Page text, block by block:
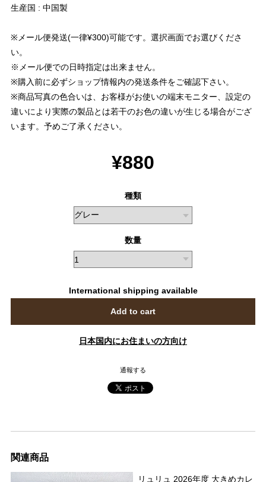
生産国 : 中国製
※メール便発送(一律¥300)可能です。選択画面でお選びくださ
い。
※メール便での日時指定は出来ません。
※購入前に必ずショップ情報内の発送条件をご確認下さい。
※商品写真の色合いは、お客様がお使いの端末モニター、設定の
違いにより実際の製品とは若干のお色の違いが生じる場合がござ
います。予めご了承ください。
¥880
種類
数量
International shipping available
Add to cart
日本国内にお住まいの方向け
通報する
関連商品
リュリュ 2026年度 大きめカレ